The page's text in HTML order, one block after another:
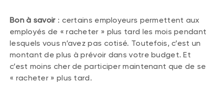
Bon à savoir: certains employeurs permettent aux
employés de « racheter » plus tard les mois pendant
lesquels vous n’avez pas cotisé. Toutefois, c’est un
montant de plus à prévoir dans votre budget. Et
c’est moins cher de participer maintenant que de se
« racheter » plus tard.